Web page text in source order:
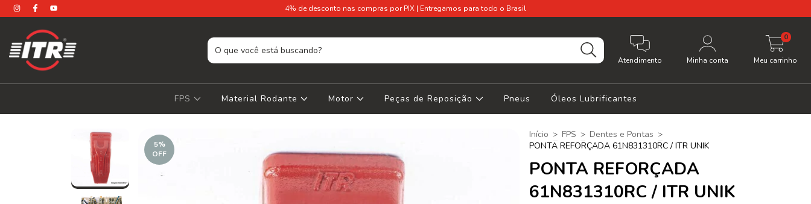
4% de desconto nas compras por PIX | Entregamos para todo o Brasil
Atendimento Minha conta Meu carrinho
0
FPS Material Rodante Motor Peças de Reposição Pneus Óleos Lubrificantes
5%
OFF
Início > FPS > Dentes e Pontas >
PONTA REFORÇADA 61N831310RC / ITR UNIK
PONTA REFORÇADA
61N831310RC / ITR UNIK